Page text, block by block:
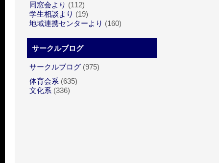
同窓会より (112)
学生相談より (19)
地域連携センターより (160)
サークルブログ
サークルブログ (975)
体育会系 (635)
文化系 (336)